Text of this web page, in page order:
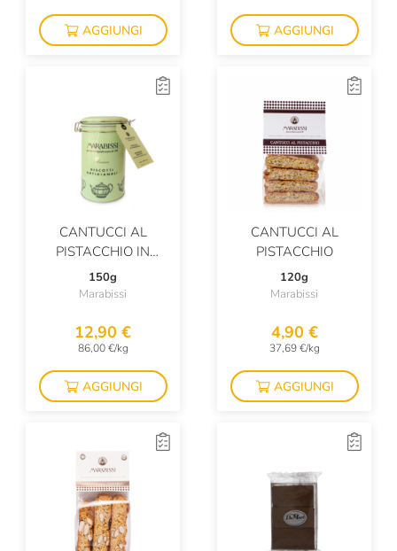
AGGIUNGI AGGIUNGI
CANTUCCI AL
PISTACCHIO IN
LATTA
150g
Marabissi
12,90 €
86,00 €/kg
AGGIUNGI
CANTUCCI AL
PISTACCHIO
120g
Marabissi
4,90 €
37,69 €/kg
AGGIUNGI